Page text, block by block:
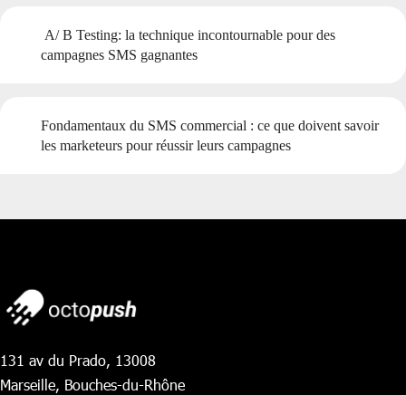
A/ B Testing: la technique incontournable pour des
campagnes SMS gagnantes
Fondamentaux du SMS commercial : ce que doivent savoir
les marketeurs pour réussir leurs campagnes
131 av du Prado, 13008
Marseille, Bouches-du-Rhône